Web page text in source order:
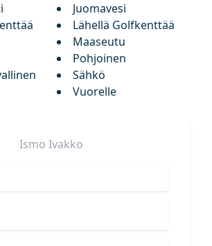
Juomavesi
Lähellä Golfkenttää
Maaseutu
Pohjoinen
Sähkö
Vuorelle
Ismo Ivakko